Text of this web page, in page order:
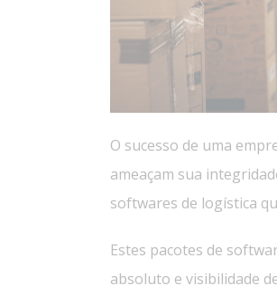
O sucesso de uma
ameaçam sua
softwares de logística
Estes pacotes de
absoluto e visibilidade